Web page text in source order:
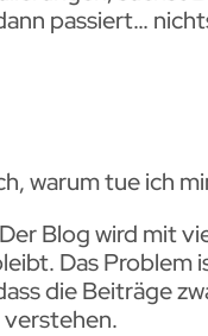
passiert…
warum tue ich
Blog wird mit
Das Problem
die Beiträge
verstehen.